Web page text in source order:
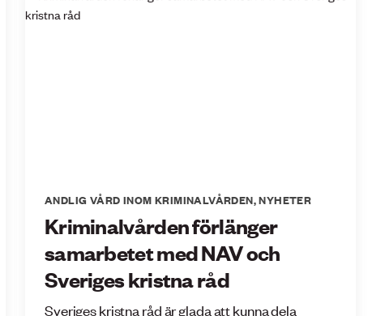
ANDLIG VÅRD INOM KRIMINALVÅRDEN,NYHETER
Kriminalvården förlänger
samarbetet med NAV och
Sveriges kristna råd
Sveriges kristna råd är glada att kunna dela